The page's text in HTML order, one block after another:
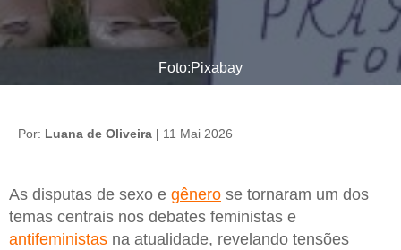
Foto:Pixabay
Por: Luana de Oliveira | 11 Mai 2026
As disputas de sexo e gênero se tornaram um dos
temas centrais nos debates feministas e
antifeministas na atualidade, revelando tensões